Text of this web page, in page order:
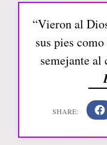
“Vieron al
sus pies
semejante al